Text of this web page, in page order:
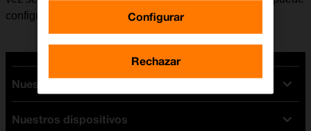
configurar el móvil para SMS de forma manual.
Nuestras tarifas
Tarifas Orange
Nuestros dispositivos
Configurar
Rechazar